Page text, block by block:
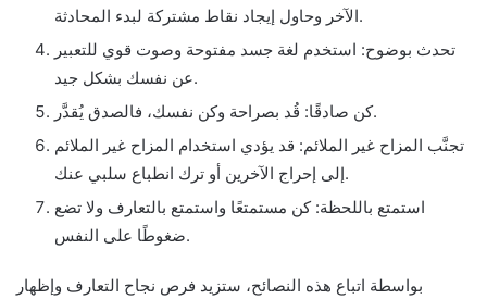
الآخر وحاول إيجاد نقاط مشتركة لبدء المحادثة.
تحدث بوضوح: استخدم لغة جسد مفتوحة وصوت قوي للتعبير
عن نفسك بشكل جيد.
كن صادقًا: قُد بصراحة وكن نفسك، فالصدق يُقدَّر.
تجنَّب المزاح غير الملائم: قد يؤدي استخدام المزاح غير الملائم
إلى إحراج الآخرين أو ترك انطباع سلبي عنك.
استمتع باللحظة: كن مستمتعًا واستمتع بالتعارف ولا تضع
ضغوطًا على النفس.
بواسطة اتباع هذه النصائح، ستزيد فرص نجاح التعارف وإظهار